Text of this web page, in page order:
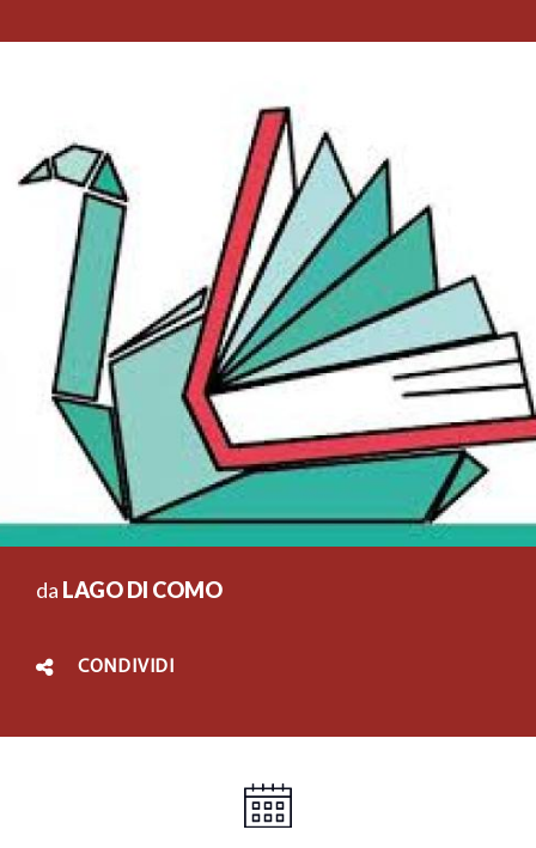
da LAGO DI COMO
CONDIVIDI